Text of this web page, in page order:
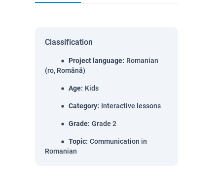
Classification
Project language: Romanian
(ro, Română)
Age: Kids
Category: Interactive lessons
Grade: Grade 2
Topic: Communication in
Romanian